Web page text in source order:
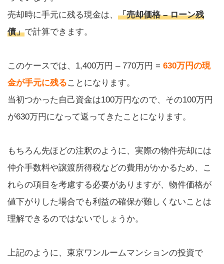
売却時に手元に残る現金は、 「売却価格 – ローン残
債」で計算できます。
このケースでは、1,400万円 – 770万円 = 630万円の現
金が手元に残ることになります。
当初つかった自己資金は100万円なので、その100万円
が630万円になって返ってきたことになります。
もちろん先ほどの注釈のように、実際の物件売却には
仲介手数料や譲渡所得税などの費用がかかるため、こ
れらの項目を考慮する必要がありますが、物件価格が
値下がりした場合でも利益の確保が難しくないことは
理解できるのではないでしょうか。
上記のように、東京ワンルームマンションの投資で